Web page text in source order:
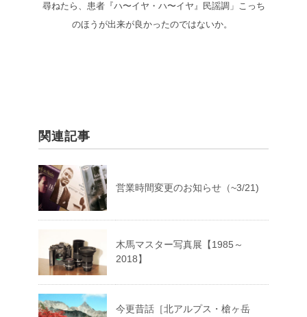
尋ねたら、患者『ハ〜イヤ・ハ〜イヤ』民謡調」 こっち
のほうが出来が良かったのではないか。
関連記事
営業時間変更のお知らせ（~3/21)
木馬マスター写真展【1985～
2018】
今更昔話［北アルプス・槍ヶ岳